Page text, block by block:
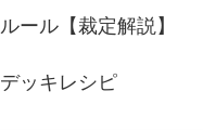
ルール【裁定解説】
デッキレシピ